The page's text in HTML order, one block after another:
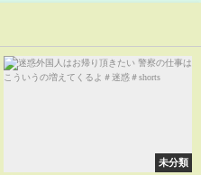
未分類